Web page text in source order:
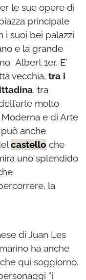
le sue opere di
principale
i suoi bei palazzi
e la grande
Albert 1er. E’
vecchia, tra i
, tra
molto
Moderna e di Arte
anche
castello che
uno splendido
la
di Juan Les
ha anche
qui soggiornò,
“i